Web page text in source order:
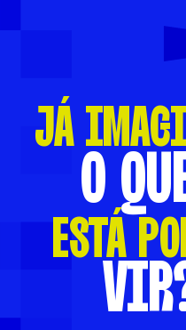
PARA NÃO SE
Quer saber por
ASSISTA
DESAFIO VIRTUAL
JÁ
O
ESTÁ